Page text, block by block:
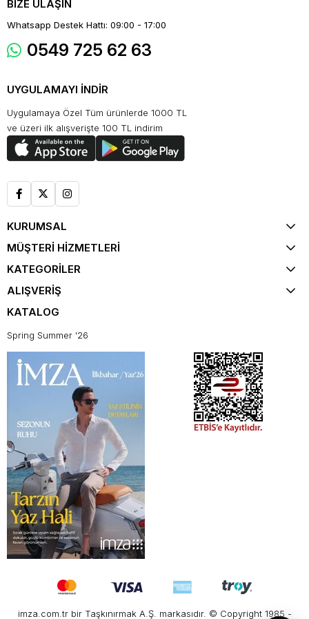
BİZE ULAŞIN
Whatsapp Destek Hattı: 09:00 - 17:00
0549 725 62 63
UYGULAMAYI İNDİR
Uygulamaya Özel Tüm ürünlerde 1000 TL
ve üzeri ilk alışverişte 100 TL indirim
KURUMSAL
MÜŞTERİ HİZMETLERİ
KATEGORİLER
ALIŞVERİŞ
KATALOG
Spring Summer '26
imza.com.tr bir Taşkınırmak A.Ş. markasıdır. © Copyright 1985 -